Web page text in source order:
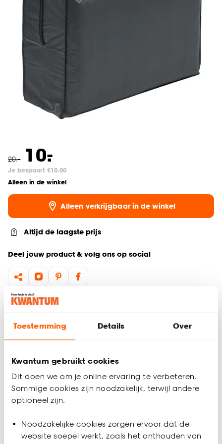
Toestemming Details Over
Kwantum gebruikt cookies
Dit doen we om je online ervaring te verbeteren.
Sommige cookies zijn noodzakelijk, terwijl andere
optioneel zijn.
Noodzakelijke cookies zorgen ervoor dat de
website soepel werkt, zoals het onthouden van
20.- 10.
-
Je bespaart €10.00
Alleen in de winkel
Alleen verkrijgbaar in de winkel
Altijd de laagste prijs
Deel jouw product & volg ons op social
Productomschrijving
Beschermt tegen regen, vuil en zonlicht
125x85x40 cm (lxbxh)
Deze antraciet opberhoes voor palletkussens van 125x40x85
beschermen tegen vocht, stof en zonlicht. Voorzien van een
handige ritssluiting en stevige handvatten, is de hoes
eenvoudig in gebruik en te verplaatsen. Gemaakt van
tuinkussens. Met deze sterke beschermhoes blijven je
palletkussens langer mooi. Kies voor praktische
Artikelnummer 4305479